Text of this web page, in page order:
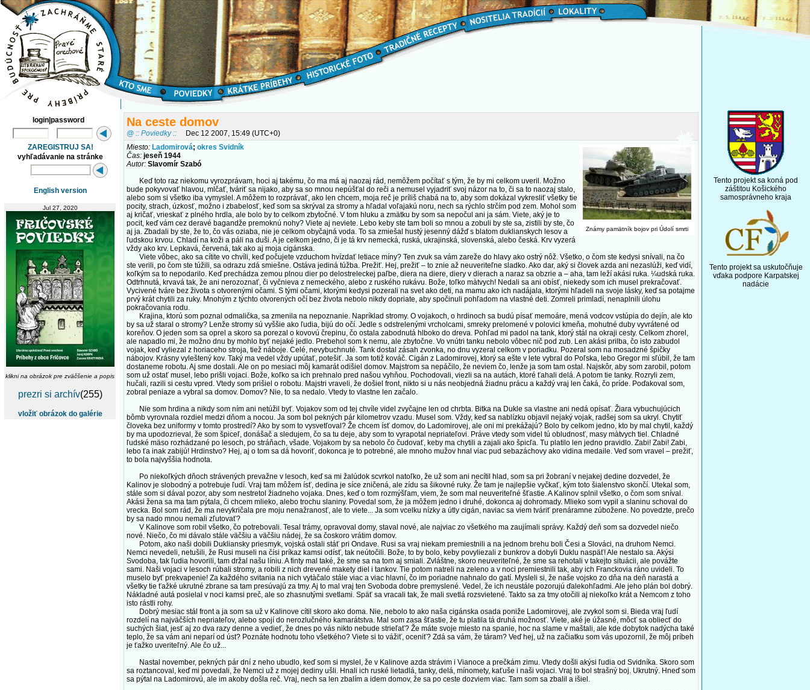
login|password
ZAREGISTRUJ SA!
vyhľadávanie na stránke
English version
Jul 27, 2020
klikni na obrázok pre zväčšenie a popis
prezri si archív(255)
vložiť obrázok do galérie
Na ceste domov
@ :: Poviedky :: Dec 12 2007, 15:49 (UTC+0)
Známy pamätník bojov pri Údolí smrti
Miesto: Ladomirová; okres Svidník
Čas: jeseň 1944
Autor: Slavomír Szabó
Keď toto raz niekomu vyrozprávam, hoci aj takému, čo ma má aj naozaj rád, nemôžem počítať s tým, že by mi celkom uveril. Možno
bude pokyvovať hlavou, mlčať, tváriť sa nijako, aby sa so mnou nepúšťal do reči a nemusel vyjadriť svoj názor na to, či sa to naozaj stalo,
alebo som si všetko iba vymyslel. A môžem to rozprávať, ako len chcem, moja reč je príliš chabá na to, aby som dokázal vykresliť všetky tie
pocity, strach, úzkosť, možno i zbabelosť, keď som sa skrýval za stromy a hľadal voľajakú noru, nech sa rýchlo strčím pod zem. Mohol som
aj kričať, vrieskať z plného hrdla, ale bolo by to celkom zbytočné. V tom hluku a zmätku by som sa nepočul ani ja sám. Viete, aký je to
pocit, keď vám cez deravé bagandže premoknú nohy? Viete aj neviete. Lebo keby ste tam boli so mnou a zobuli by ste sa, zistili by ste, čo
aj ja. Zbadali by ste, že to, čo vás oziaba, nie je celkom obyčajná voda. To sa zmiešal hustý jesenný dážď s blatom duklianskych lesov a
ľudskou krvou. Chladí na koži a páli na duši. A je celkom jedno, či je tá krv nemecká, ruská, ukrajinská, slovenská, alebo česká. Krv vyzerá
vždy ako krv. Lepkavá, červená, tak ako aj moja cigánska.
Viete vôbec, ako sa cítite vo chvíli, keď počujete vzduchom hvízdať letiace míny? Ten zvuk sa vám zareže do hlavy ako ostrý nôž. Všetko, o čom ste kedysi snívali, na čo
ste verili, po čom ste túžili, sa odrazu zdá smiešne. Ostáva jediná túžba. Prežiť. Hej, prežiť – to znie až neuveriteľne sladko. Ako dar, aký si človek azda ani nezaslúži, keď vidí,
koľkým sa to nepodarilo. Keď prechádza zemou plnou dier po delostreleckej paľbe, diera na diere, diery v dierach a naraz sa obzrie a – aha, tam leží akási ruka. ¼udská ruka.
Odtrhnutá, krvavá tak, že ani nerozoznať, či vyčnieva z nemeckého, alebo z ruského rukávu. Bože, toľko màtvych! Nedali sa ani obísť, niekedy som ich musel prekračovať.
Vycivené tváre bez života s otvorenými očami. S tými očami, ktorými kedysi pozerali na svet ako deti, na mamu ako ich nadájala, ktorými hľadeli na svoje lásky, keď sa potajme
prvý krát chytili za ruky. Mnohým z týchto otvorených očí bez života nebolo nikdy dopriate, aby spočinuli pohľadom na vlastné deti. Zomreli primladí, nenaplnili úlohu
pokračovania rodu.
Krajina, ktorú som poznal odmalička, sa zmenila na nepoznanie. Napríklad stromy. O vojakoch, o hrdinoch sa budú písať memoáre, mená vodcov vstúpia do dejín, ale kto
by sa už staral o stromy? Lenže stromy sú vyššie ako ľudia, bijú do očí. Jedle s odstrelenými vrcholcami, smreky prelomené v polovici kmeňa, mohutné duby vyvrátené od
koreňov. O jeden som sa oprel a skoro sa porezal o kovovú črepinu, čo ostala zabodnutá hlboko do dreva. Pohľad mi padol na tank, ktorý stál na okraji cesty. Celkom zhorel,
ale napadlo mi, že možno dnu by mohlo byť nejaké jedlo. Prebehol som k nemu, ale zbytočne. Vo vnútri tanku nebolo vôbec nič pod zub. Len akási prilba, čo isto zabudol
vojak, keď vyliezal z horiaceho stroja, tiež náboje. Celé, nevybuchnuté. Tank dostal zásah zvonka, no dnu vyzeral celkom v poriadku. Pozeral som na mosadzné špičky
nábojov. Krásny vyleštený kov. Taký ma vedel vždy upútať, potešiť. Ja som totiž kováč. Cigán z Ladomirovej, ktorý sa ešte v lete vybral do Poľska, lebo Gregor mi sľúbil, že tam
dostaneme robotu. Aj sme dostali. Ale on po mesiaci môj kamarát odišiel domov. Majstrom sa nepáčilo, že neviem čo, lenže ja som tam ostal. Najskôr, aby som zarobil, potom
som už ostať musel, lebo prišli vojaci. Bože, koľko sa ich prehnalo pred našou vyhňou. Pochodovali, viezli sa na autách, ktoré ťahali delá. A potom tie tanky. Rozryli zem,
hučali, razili si cestu vpred. Vtedy som prišiel o robotu. Majstri vraveli, že došiel front, nikto si u nás neobjedná žiadnu prácu a každý vraj len čaká, čo príde. Poďakoval som,
zobral peniaze a vybral sa domov. Domov? Nie, to sa nedalo. Vtedy to vlastne len začalo.
Nie som hrdina a nikdy som ním ani netúžil byť. Vojakov som od tej chvíle videl zvyčajne len od chrbta. Bitka na Dukle sa vlastne ani nedá opísať. Žiara vybuchujúcich
bômb vyrovnala rozdiel medzi dňom a nocou. Ja som bol pekných pár kilometrov vzadu. Musel som. Vždy, keď sa nablízku objavil nejaký vojak, radšej som sa ukryl. Chytiť
človeka bez uniformy v tomto prostredí? Ako by som to vysvetľoval? Že chcem ísť domov, do Ladomirovej, ale oni mi prekážajú? Bolo by celkom jedno, kto by mal chytil, každý
by ma upodozrieval, že som špiceľ, donášač a sledujem, čo sa tu deje, aby som to vyrapotal nepriateľovi. Práve vtedy som videl tú obludnosť, masy màtvych tiel. Chladné
ľudské mäso rozhádzané po lesoch, po stráňach, všade. Vojakom by sa nebolo čo čudovať, keby ma chytili a zajali ako špicľa. Tu platilo len jedno pravidlo. Zabi! Zabi! Zabi,
lebo ťa inak zabijú! Hrdinstvo? Hej, aj o tom sa dá hovoriť, dokonca je to potrebné, ale mnoho mužov hnal viac pud sebazáchovy ako vidina medaile. Veď som vravel – prežiť,
to bola najvyššia hodnota.
Po niekoľkých dňoch strávených prevažne v lesoch, keď sa mi žalúdok scvrkol natoľko, že už som ani necítil hlad, som sa pri žobraní v nejakej dedine dozvedel, že
Kalinov je slobodný a potrebuje ľudí. Vraj tam môžem ísť, dedina je síce zničená, ale zídu sa šikovné ruky. Že tam je najlepšie vyčkať, kým toto šialenstvo skončí. Utekal som,
stále som si dával pozor, aby som nestretol žiadneho vojaka. Dnes, keď o tom rozmýšľam, viem, že som mal neuveriteľné šťastie. A Kalinov splnil všetko, o čom som sníval.
Akási žena sa ma tam pýtala, či chcem mlieko, alebo trochu slaniny. Povedal som, že ja môžem jedno i druhé, dokonca aj dohromady. Mlieko som vypil a slaninu schoval do
vrecka. Bol som rád, že ma nevykričala pre moju nenažranosť, ale to viete... Ja som vcelku nízky a útly cigán, naviac sa viem tváriť prenáramne zúbožene. No povedzte, prečo
by sa nado mnou nemali zľutovať?
V Kalinove som robil všetko, čo potrebovali. Tesal trámy, opravoval domy, staval nové, ale najviac zo všetkého ma zaujímali správy. Každý deň som sa dozvedel niečo
nové. Niečo, čo mi dávalo stále väčšiu a väčšiu nádej, že sa čoskoro vrátim domov.
Potom, ako naši dobili Dukliansky priesmyk, vojská ostali stáť pri Ondave. Rusi sa vraj niekam premiestnili a na jednom brehu boli Česi a Slováci, na druhom Nemci.
Nemci nevedeli, netušili, že Rusi museli na čísi príkaz kamsi odísť, tak neútočili. Bože, to by bolo, keby povyliezali z bunkrov a dobyli Duklu naspäť! Ale nestalo sa. Akýsi
Svodoba, tak ľudia hovorili, tam držal našu líniu. A finty mal také, že sme sa na tom aj smiali. Zvláštne, skoro neuveriteľné, že sme sa rehotali v takejto situácii, ale povážte
sami. Naši vojaci v lesoch rúbali stromy, a robili z nich drevené makety diel i tankov. Tie potom natreli na zeleno a v noci premiestnili tak, aby ich Franckovia ráno uvideli. To
muselo byť prekvapenie! Za každého svitania na nich vytàčalo stále viac a viac hlavní, čo im poriadne nahnalo do gatí. Mysleli si, že naše vojsko zo dňa na deň narastá a
všetky tie ťažké ukrutné zbrane sa tam presúvajú za tmy. Aj to mal vraj ten Svoboda dobre premyslené. Vedel, že ich neustále pozorujú ďalekohľadmi. Ale jeho plán bol dobrý.
Nákladné autá posielal v noci kamsi preč, ale so zhasnutými svetlami. Späť sa vracali tak, že mali svetlá rozsvietené. Takto sa za tmy otočili aj niekoľko krát a Nemcom z toho
isto rástli rohy.
Dobrý mesiac stál front a ja som sa už v Kalinove cítil skoro ako doma. Nie, nebolo to ako naša cigánska osada poniže Ladomirovej, ale zvykol som si. Bieda vraj ľudí
rozdelí na najväčších nepriateľov, alebo spojí do nerozlučného kamarátstva. Mal som zasa šťastie, že tu platila tá druhá možnosť. Viete, aké je úžasné, môcť sa obliecť do
suchých šiat, jesť aj zo dva razy denne a vedieť, že dnes po vás nikto nebude strieľať? Že máte svoje miesto na spanie, hoc na slame v maštali, ale kde dobytok nadýcha také
teplo, že sa vám ani neparí od úst? Poznáte hodnotu toho všetkého? Viete si to vážiť, oceniť? Zdá sa vám, že táram? Veď hej, už na začiatku som vás upozornil, že môj príbeh
je ťažko uveriteľný. Ale čo už...
Nastal november, pekných pár dní z neho ubudlo, keď som si myslel, že v Kalinove azda strávim i Vianoce a prečkám zimu. Vtedy došli akýsi ľudia od Svidníka. Skoro som
sa roztancoval, keď mi povedali, že Nemci už z mojej dediny ušli. Hnali ich ruské lietadlá, tanky, delá, mínomety, kaťuše i naši vojaci. Vraj to bol strašný boj. Ukrutný. Hneď som
sa pýtal na Ladomirovú, ale im akoby došla reč. Vraj, nech sa len zbalím a idem domov, že sa po ceste dozviem viac. Tam som sa zbalil a išiel.
Tento projekt sa koná pod
záštitou Košického
samosprávneho kraja
Tento projekt sa uskutočňuje
vďaka podpore Karpatskej
nadácie